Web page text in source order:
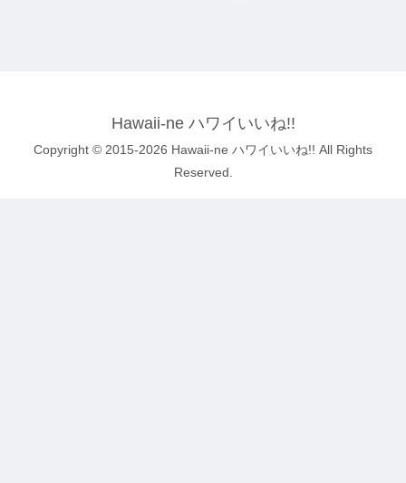
Hawaii-ne ハワイいいね!!
Copyright © 2015-2026 Hawaii-ne ハワイいいね!! All Rights
Reserved.